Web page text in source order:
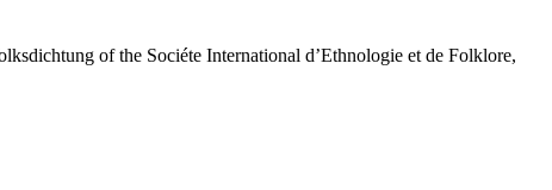
of the Sociéte International d’Ethnologie et de Folklore,